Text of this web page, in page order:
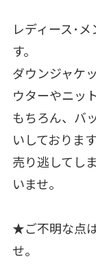
レディース･
す。
ダウンジャケ
ウターやニッ
もちろん、バ
いしております
売り逃してし
いませ。
★ご不明な点
せ。